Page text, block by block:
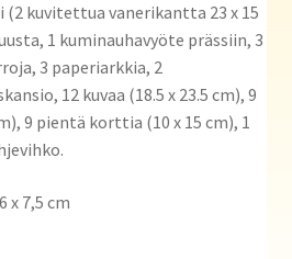
(2 kuvitettua vanerikantta 23 x 15
1 kuminauhavyöte prässiin, 3
3 paperiarkkia, 2
12 kuvaa (18.5 x 23.5 cm), 9
9 pientä korttia (10 x 15 cm), 1
x 7,5 cm